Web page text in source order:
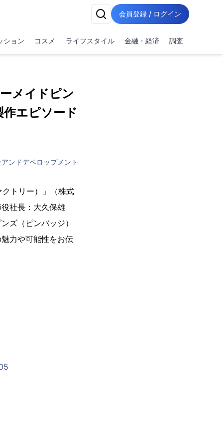
会員登録 / ログイン
ション コスメ ライフスタイル 金融・経済 調査
メイドピン
エピソード
ンドデベロップメント
トリー）」（株式
社長：大久保雄
ズ（ピンバッジ）
力や可能性をお伝